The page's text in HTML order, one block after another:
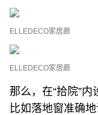
ELLEDECO家居廊
ELLEDECO家居廊
那么，在“拾院”
比如落地窗准确